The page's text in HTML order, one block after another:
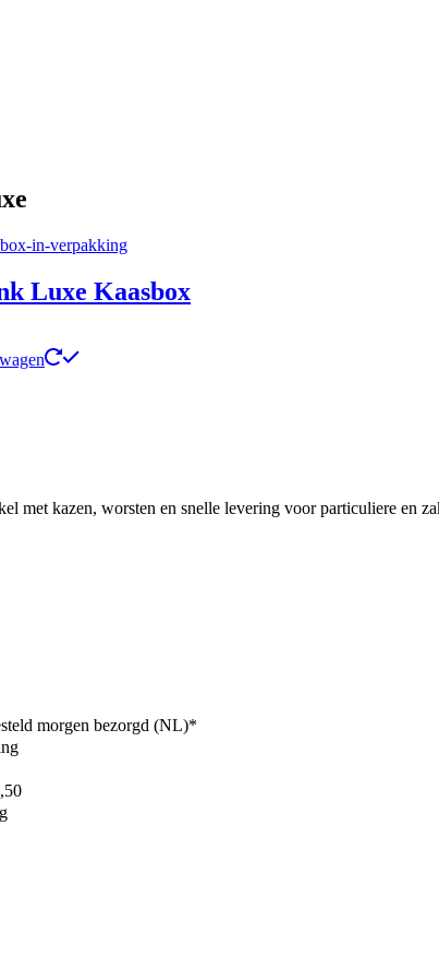
Luxe Kaasbox
met kazen, worsten en snelle levering voor particuliere en
morgen bezorgd (NL)*